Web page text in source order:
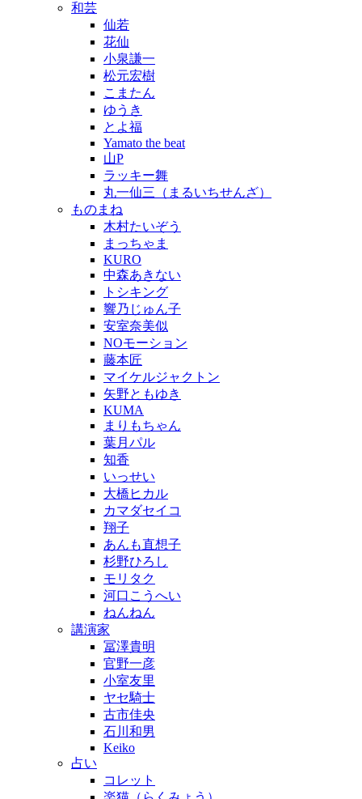
和芸
仙若
花仙
小泉謙一
松元宏樹
こまたん
ゆうき
とよ福
Yamato the beat
山P
ラッキー舞
丸一仙三（まるいちせんざ）
ものまね
木村たいぞう
まっちゃま
KURO
中森あきない
トシキング
響乃じゅん子
安室奈美似
NOモーション
藤本匠
マイケルジャクトン
矢野ともゆき
KUMA
まりもちゃん
葉月パル
知香
いっせい
大橋ヒカル
カマダセイコ
翔子
あんも直想子
杉野ひろし
モリタク
河口こうへい
ねんねん
講演家
冨澤貴明
官野一彦
小室友里
ヤセ騎士
古市佳央
石川和男
Keiko
占い
コレット